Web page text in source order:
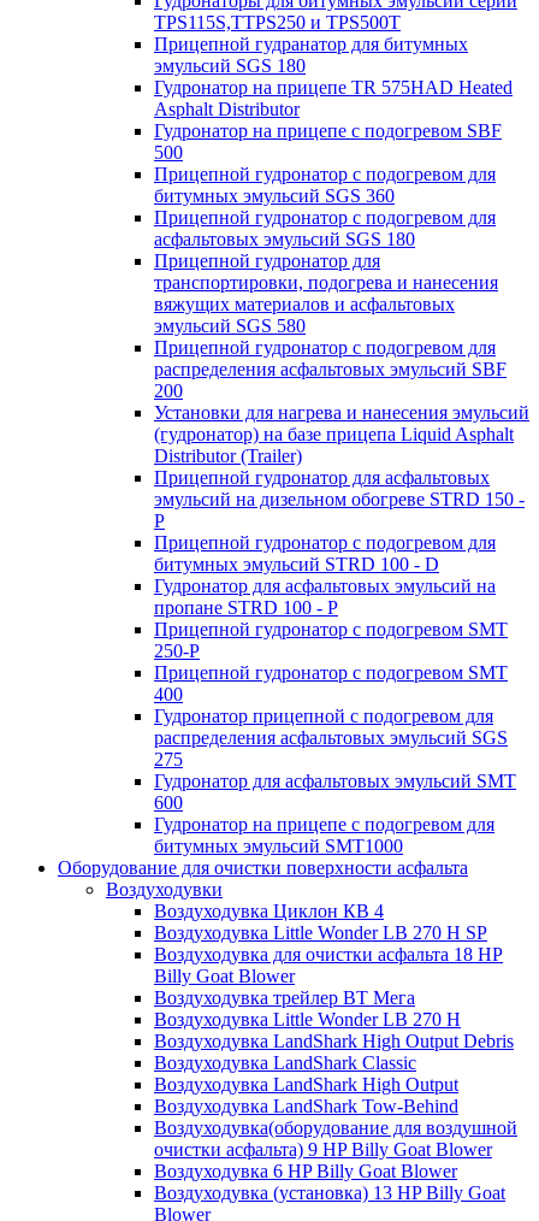
TPS115S,TTPS250 и TPS500T
Прицепной гудранатор для битумных
эмульсий SGS 180
Гудронатор на прицепе TR 575HAD Heated
Asphalt Distributor
Гудронатор на прицепе с подогревом SBF
500
Прицепной гудронатор с подогревом для
битумных эмульсий SGS 360
Прицепной гудронатор с подогревом для
асфальтовых эмульсий SGS 180
Прицепной гудронатор для
транспортировки, подогрева и нанесения
вяжущих материалов и асфальтовых
эмульсий SGS 580
Прицепной гудронатор с подогревом для
распределения асфальтовых эмульсий SBF
200
Установки для нагрева и нанесения эмульсий
(гудронатор) на базе прицепа Liquid Asphalt
Distributor (Trailer)
Прицепной гудронатор для асфальтовых
эмульсий на дизельном обогреве STRD 150 -
Р
Прицепной гудронатор с подогревом для
битумных эмульсий STRD 100 - D
Гудронатор для асфальтовых эмульсий на
пропане STRD 100 - P
Прицепной гудронатор с подогревом SMT
250-P
Прицепной гудронатор с подогревом SMT
400
Гудронатор прицепной с подогревом для
распределения асфальтовых эмульсий SGS
275
Гудронатор для асфальтовых эмульсий SMT
600
Гудронатор на прицепе с подогревом для
битумных эмульсий SMT1000
Оборудование для очистки поверхности асфальта
Воздуходувки
Воздуходувка Циклон КВ 4
Воздуходувка Little Wonder LB 270 H SP
Воздуходувка для очистки асфальта 18 HP
Billy Goat Blower
Воздуходувка трейлер ВТ Мега
Воздуходувка Little Wonder LB 270 H
Воздуходувка LandShark High Оutput Debris
Воздуходувка LandShark Classic
Воздуходувка LandShark High Output
Воздуходувка LandShark Tow-Behind
Воздуходувка(оборудование для воздушной
очистки асфальта) 9 HP Billy Goat Blower
Воздуходувка 6 HP Billy Goat Blower
Воздуходувка (установка) 13 HP Billy Goat
Blower